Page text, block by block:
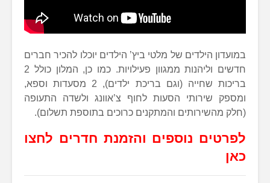
במועדון הילדים של מלטי ביץ’ הילדים יוכלו להכיר חברים
חדשים וליהנות ממגוון פעילויות. כמו כן, המלון כולל 2
בריכות שחייה (וגם בריכת ילדים), 2 מסעדות וספא,
ומספק שירותי הסעות לחוף צ’אוונג ולשדה התעופה
(חלק מהשירותים והמתקנים כרוכים בתוספת תשלום).
לפרטים נוספים והזמנת חדרים לחצו
כאן